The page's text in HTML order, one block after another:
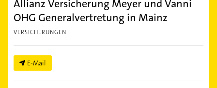
Allianz Versicherung Meyer und Vanni
OHG Generalvertretung in Mainz
VERSICHERUNGEN
E-Mail